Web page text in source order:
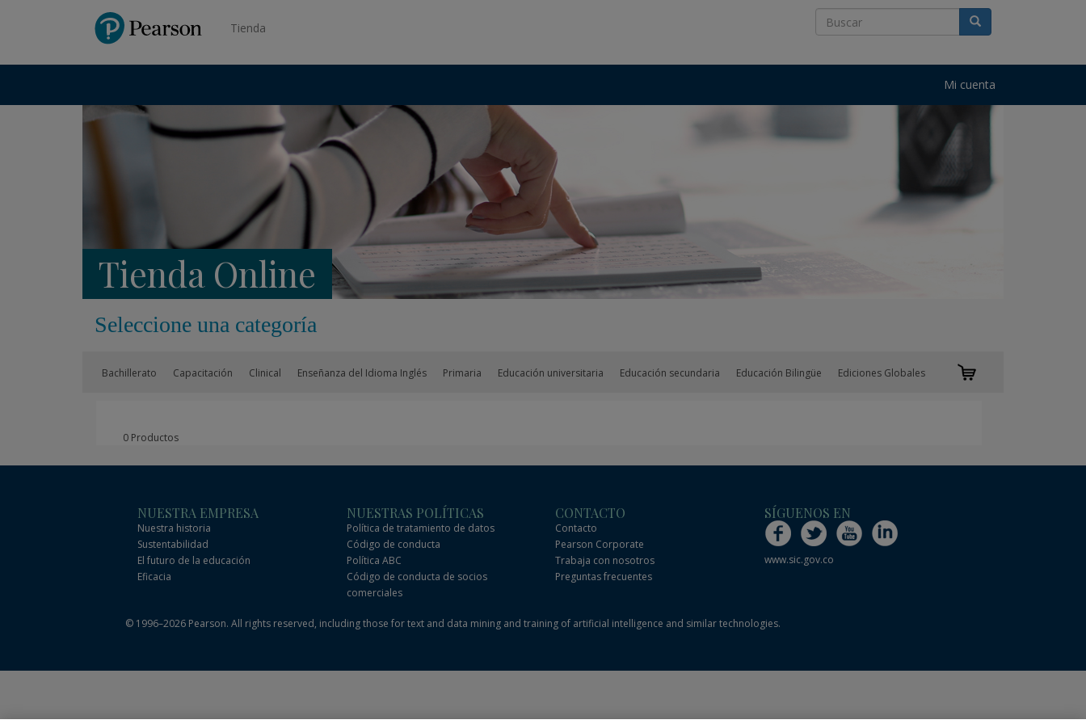
PearsonTienda
Mi cuenta
Tienda Online
Seleccione una categoría
Bachillerato Capacitación Clinical Enseñanza del Idioma Inglés Primaria Educación universitaria Educación secundaria Educación Bilingüe Ediciones Globales
0 Productos
NUESTRA EMPRESA
Nuestra historia
Sustentabilidad
El futuro de la educación
Eficacia
NUESTRAS POLÍTICAS
Política de tratamiento de datos
Código de conducta
Política ABC
Código de conducta de socios
comerciales
CONTACTO
Contacto
Pearson Corporate
Trabaja con nosotros
Preguntas frecuentes
SÍGUENOS EN
www.sic.gov.co
© 1996–2026 Pearson. All rights reserved, including those for text and data mining and training of artificial intelligence and similar technologies.